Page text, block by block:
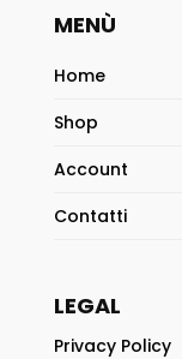
MENÙ
Home
Shop
Account
Contatti
LEGAL
Privacy Policy